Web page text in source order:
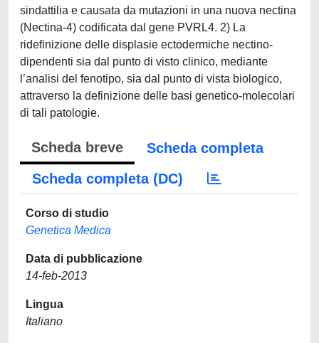
sindattilia e causata da mutazioni in una nuova nectina
(Nectina-4) codificata dal gene PVRL4. 2) La
ridefinizione delle displasie ectodermiche nectino-
dipendenti sia dal punto di visto clinico, mediante
l’analisi del fenotipo, sia dal punto di vista biologico,
attraverso la definizione delle basi genetico-molecolari
di tali patologie.
Scheda breve
Scheda completa
Scheda completa (DC)
Corso di studio
Genetica Medica
Data di pubblicazione
14-feb-2013
Lingua
Italiano